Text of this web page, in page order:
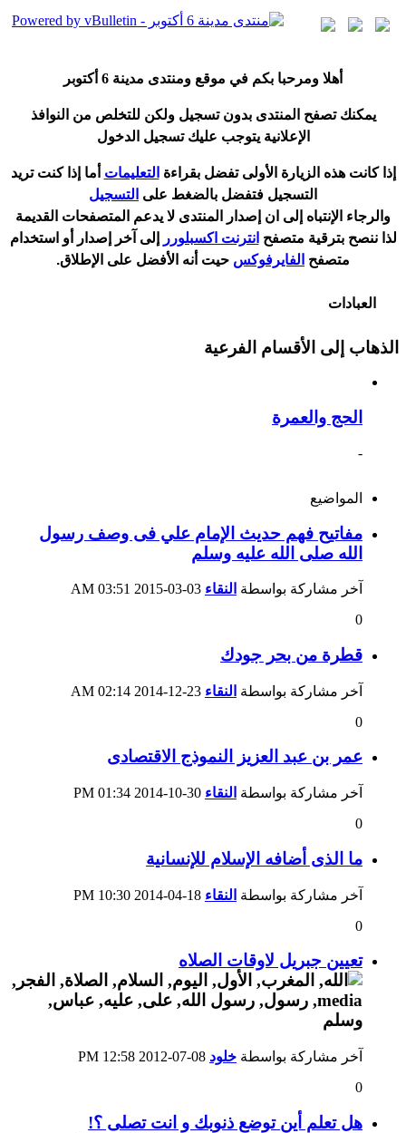
هلا ومرحبا بكم في موقع ومنتدى مدينة 6 أكتوبر
يمكنك تصفح المنتدى بدون تسجيل ولكن للتخلص من النوافذ
الإعلانية يتوجب عليك تسجيل الدخول
إذا كانت هذه الزيارة الأولى تفضل بقراءة التعليمات ما إذا كنت تريد
التسجيل فتفضل بالضغط على التسجيل
والرجاء الإنتباه إلى ان إصدار المنتدى لا يدعم المتصفحات القديمة
لذا ننصح بترقية متصفح انترنت اكسبلورر إلى آخر إصدار أو استخدام
متصفح الفايرفوكس حيت نه الأفضل على الإطلاق.
العبادات
الذهاب إلى الأقسام الفرعية
الحج والعمرة
-
المواضيع
مفاتيح فهم حديث الإمام علي فى وصف رسول
الله صلى الله عليه وسلم
آخر مشاركة بواسطة النقاء
03:51 AM
0
قطرة من بحر جودك
آخر مشاركة بواسطة النقاء
02:14 AM
0
عمر بن عبد العزيز النموذج الاقتصادى
آخر مشاركة بواسطة النقاء
01:34 PM
0
ما الذى أضافه الإسلام للإنسانية
آخر مشاركة بواسطة النقاء
10:30 PM
0
تعيين جبريل لاوقات الصلاه
آخر مشاركة بواسطة خلود
12:58 PM
0
هل تعلم أين توضع ذنوبك و انت تصلى ؟!